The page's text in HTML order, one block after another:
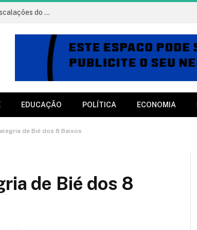
Vitória x Athletico: onde assistir, horário e prováveis escalações do jogo
EDUCAÇÃO POLÍTICA ECONOMIA
de Bié dos 8 Baixos
de Bié dos 8